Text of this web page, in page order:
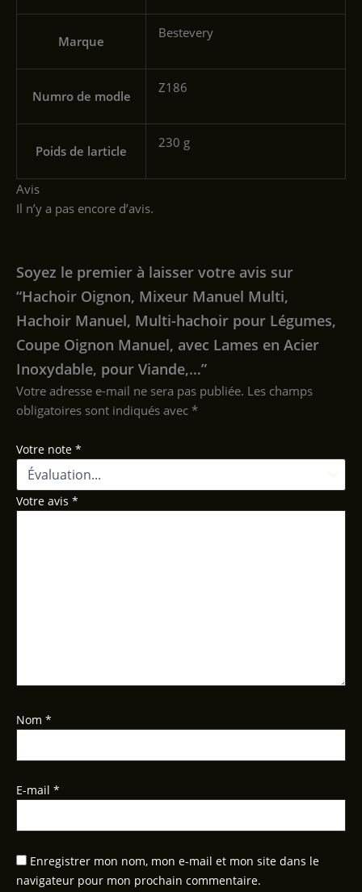
Marque
‎Bestevery
Numro de modle
‎Z186
Poids de larticle
‎230 g
Avis
Il n’y a pas encore d’avis.
Soyez le premier à laisser votre avis sur
“Hachoir Oignon, Mixeur Manuel Multi,
Hachoir Manuel, Multi-hachoir pour Légumes,
Coupe Oignon Manuel, avec Lames en Acier
Inoxydable, pour Viande,…”
Votre adresse e-mail ne sera pas publiée. Les champs
obligatoires sont indiqués avec *
Votre note *
Votre avis *
Nom *
E-mail *
Enregistrer mon nom, mon e-mail et mon site dans le
navigateur pour mon prochain commentaire.